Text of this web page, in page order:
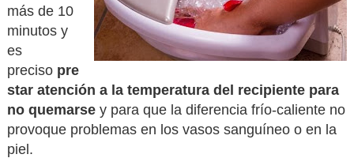
más de 10
minutos y
es
preciso pre
star atención a la temperatura del recipiente para
no quemarsey para que la diferencia frío-caliente no
provoque problemas en los vasos sanguíneo o en la
piel.